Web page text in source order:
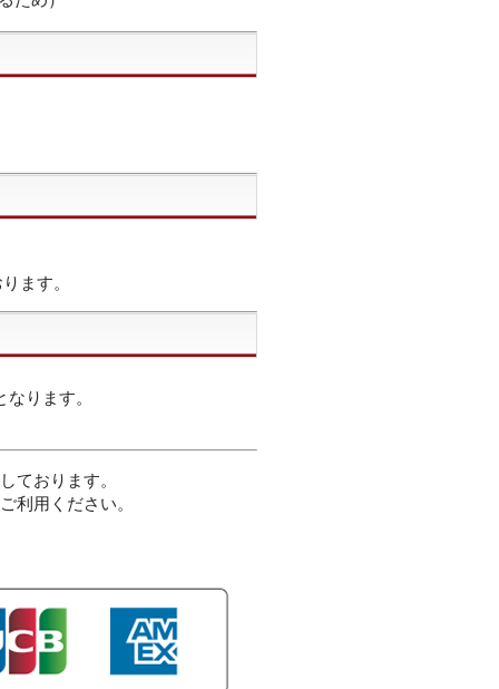
ます。
ります。
ております。
利用ください。